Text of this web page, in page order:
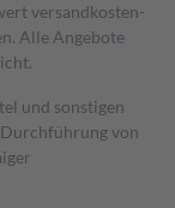
versand­kosten­
Alle Angebote
und sonstigen
von